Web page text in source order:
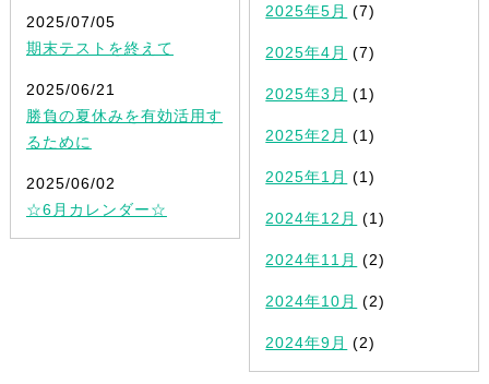
2025/07/05
期末テストを終えて
2025/06/21
勝負の夏休みを有効活用す
るために
2025/06/02
☆6月カレンダー☆
2025年5月 (7)
2025年4月 (7)
2025年3月 (1)
2025年2月 (1)
2025年1月 (1)
2024年12月 (1)
2024年11月 (2)
2024年10月 (2)
2024年9月 (2)